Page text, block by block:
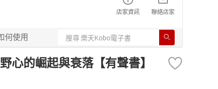
店家資訊 聯絡店家
何使用
心的崛起與衰落【有聲書】